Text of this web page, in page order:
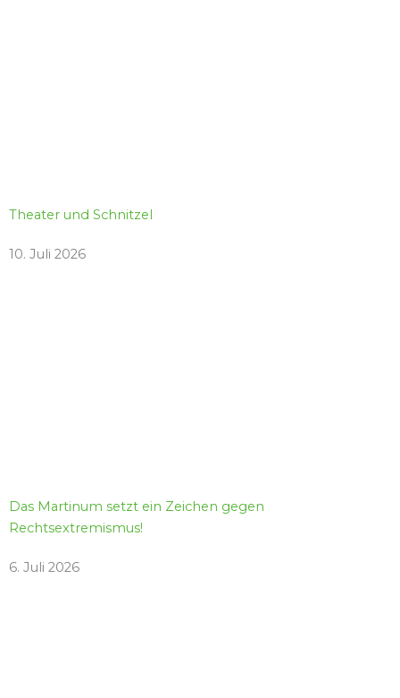
Theater und Schnitzel
10. Juli 2026
Das Martinum setzt ein Zeichen gegen
Rechtsextremismus!
6. Juli 2026